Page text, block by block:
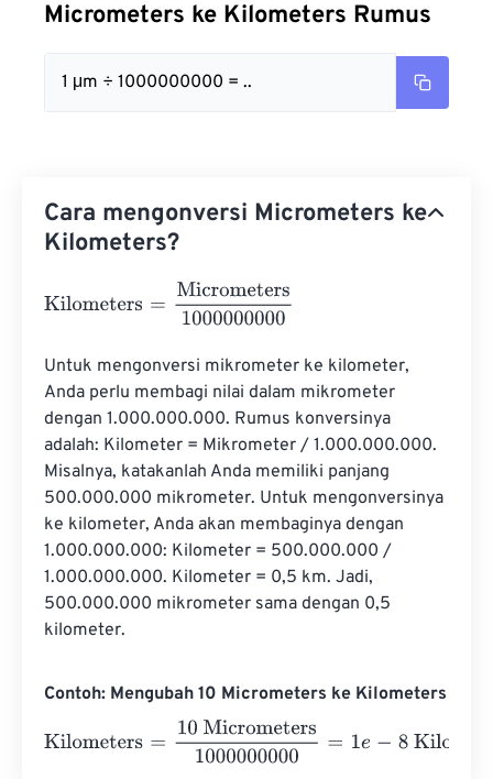
Micrometers ke Kilometers Rumus
1 μm ÷ 1000000000 = ..
Cara mengonversi Micrometers ke
Kilometers?
Kilometers Micrometers1000000000
Untuk mengonversi mikrometer ke kilometer,
Anda perlu membagi nilai dalam mikrometer
dengan 1.000.000.000. Rumus konversinya
adalah: Kilometer = Mikrometer / 1.000.000.000.
Misalnya, katakanlah Anda memiliki panjang
500.000.000 mikrometer. Untuk mengonversinya
ke kilometer, Anda akan membaginya dengan
1.000.000.000: Kilometer = 500.000.000 /
1.000.000.000. Kilometer = 0,5 km. Jadi,
500.000.000 mikrometer sama dengan 0,5
kilometer.
Contoh: Mengubah 10 Micrometers ke Kilometers
Kilometers
10 Micrometers1000000000 -8